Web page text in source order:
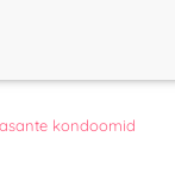
kondoomid